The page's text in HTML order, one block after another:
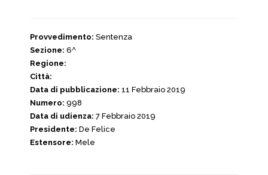
Provvedimento: Sentenza
Sezione: 6^
Regione:
Città:
Data di pubblicazione: 11 Febbraio 2019
Numero: 998
Data di udienza: 7 Febbraio 2019
Presidente: De Felice
Estensore: Mele